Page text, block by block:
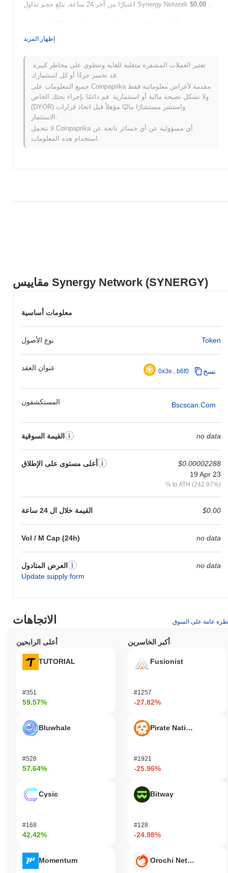
مقاييس Synergy Network (SYNERGY)
معلومات أساسية
نوع الأصول Token
عنوان العقد 0x3e...b6f0 نسخ
المستكشفون Bscscan.com
القيمة السوقية no data
أعلى مستوى على الإطلاق
$0.00002288
19 Apr 23
% to ATH (242.97%)
القيمة خلال ال 24 ساعة $0.00
Vol / M Cap (24h) no data
العرض المتادول
Update supply form
no data
اعتبارًا من آخر 24 ساعة، يبلغ حجم تداول Synergy Network $0.00 .
Synergy Network يتم تداوله حاليًا بنسبة أقل من ATH .
كيف يعمل Synergy Network مقارنة بسوق العملات
المشفرة الأوسع؟
عن سوق العملات المشفرة بشكل عام الذي سجل مكاسب0.51%
يشير هذا إلى تأخر مؤقت في حركة سعر SYNERGY مقارنة بزخم
إظهار المزيد
تعتبر العملات المشفرة متقلبة للغاية وتنطوي على مخاطر كبيرة.
قد تخسر جزءًا أو كل استثمارك.
جميع المعلومات على Coinpaprika مقدمة لأغراض معلوماتية فقط
ولا تشكل نصيحة مالية أو استثمارية. قم دائمًا بإجراء بحثك الخاص
(DYOR) واستشر مستشارًا ماليًا مؤهلاً قبل اتخاذ قرارات
لا تتحمل Coinpaprika أي مسؤولية عن أي خسائر ناتجة عن
الاتجاهات عامة على السوق
أعلى الرابحين
TUTORIAL
#351
59.57%
Bluwhale
#528
57.64%
Cysic
#168
42.42%
Momentum
أكبر الخاسرين
Fusionist
#1257
-27.82%
Pirate Nation Token
#1921
-25.96%
Bitway
#128
-24.98%
Orochi Network